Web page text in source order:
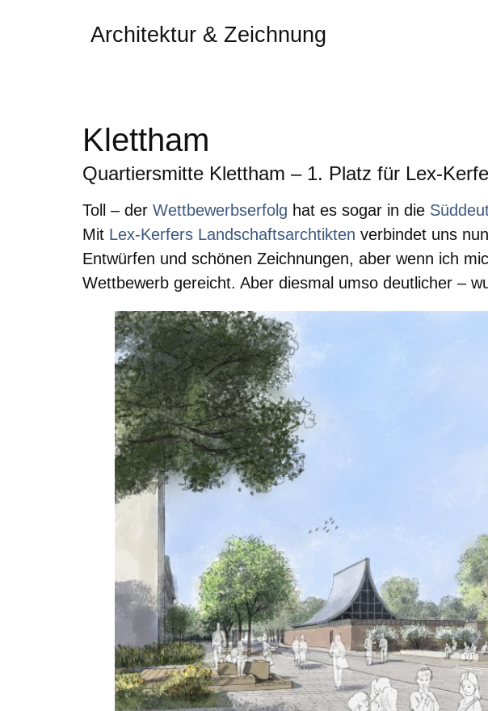
Architektur & Zeichnung
Klettham
Quartiersmitte Klettham – 1. Platz für Lex-
Toll – der Wettbewerbserfolg hat es sogar in die
Mit Lex-Kerfers Landschaftsarchtikten verbindet uns
Entwürfen und schönen Zeichnungen, aber wenn ich
Wettbewerb gereicht. Aber diesmal umso deutlicher –